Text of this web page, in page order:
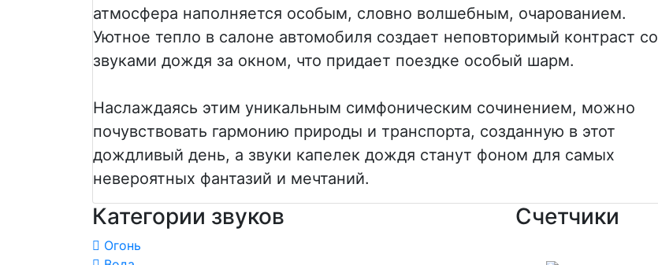
атмосфера наполняется особым, словно волшебным, очарованием.
Уютное тепло в салоне автомобиля создает неповторимый контраст со
звуками дождя за окном, что придает поездке особый шарм.
Наслаждаясь этим уникальным симфоническим сочинением, можно
почувствовать гармонию природы и транспорта, созданную в этот
дождливый день, а звуки капелек дождя станут фоном для самых
невероятных фантазий и мечтаний.
Категории звуков
Огонь
Счетчики